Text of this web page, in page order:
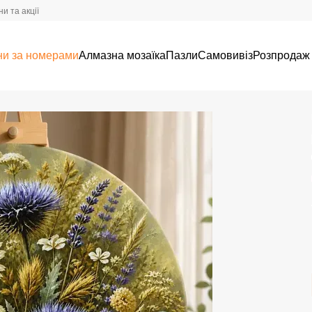
та акції
за номерамиАлмазна мозаїкаПазлиСамовивізРозпродаж